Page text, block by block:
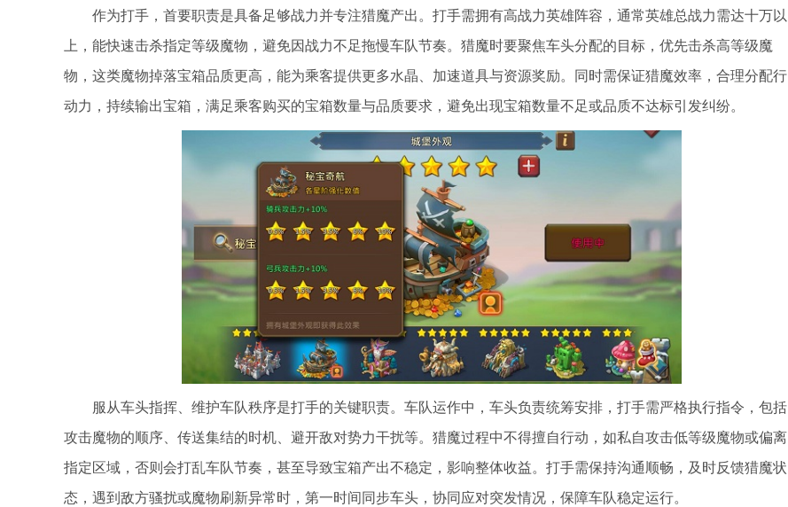
作为打手，首要职责是具备足够战力并专注猎魔产出。打手需拥有高战力英雄阵容，通常英雄总战力需达十万以
上，能快速击杀指定等级魔物，避免因战力不足拖慢车队节奏。猎魔时要聚焦车头分配的目标，优先击杀高等级魔
物，这类魔物掉落宝箱品质更高，能为乘客提供更多水晶、加速道具与资源奖励。同时需保证猎魔效率，合理分配行
动力，持续输出宝箱，满足乘客购买的宝箱数量与品质要求，避免出现宝箱数量不足或品质不达标引发纠纷。
服从车头指挥、维护车队秩序是打手的关键职责。车队运作中，车头负责统筹安排，打手需严格执行指令，包括
攻击魔物的顺序、传送集结的时机、避开敌对势力干扰等。猎魔过程中不得擅自行动，如私自攻击低等级魔物或偏离
指定区域，否则会打乱车队节奏，甚至导致宝箱产出不稳定，影响整体收益。打手需保持沟通顺畅，及时反馈猎魔状
态，遇到敌方骚扰或魔物刷新异常时，第一时间同步车头，协同应对突发情况，保障车队稳定运行。